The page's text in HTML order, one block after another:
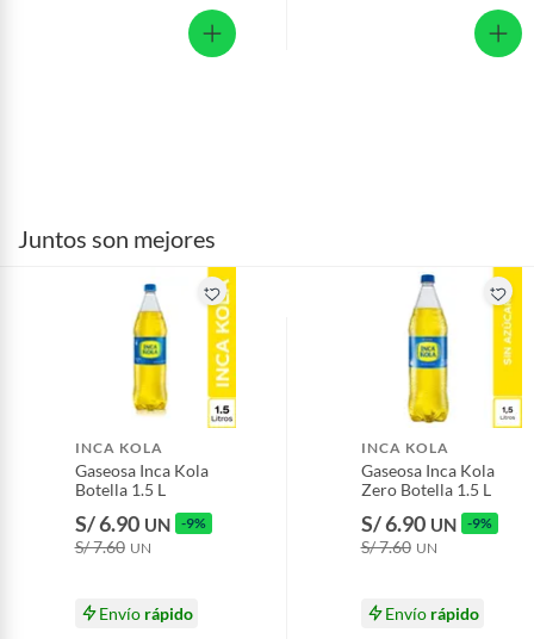
Juntos son mejores
INCA KOLA
Gaseosa Inca Kola
Botella 1.5 L
S/ 6.90 UN -9%
S/ 7.60 UN
Envío rápido
INCA KOLA
Gaseosa Inca Kola
Zero Botella 1.5 L
S/ 6.90 UN -9%
S/ 7.60 UN
Envío rápido